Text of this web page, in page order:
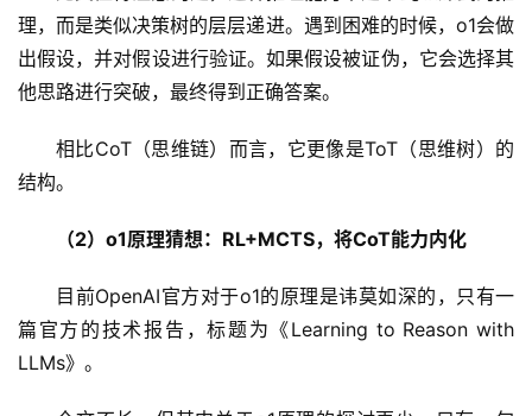
理，而是类似决策树的层层递进。遇到困难的时候，o1会做
出假设，并对假设进行验证。如果假设被证伪，它会选择其
他思路进行突破，最终得到正确答案。
相比CoT（思维链）而言，它更像是ToT（思维树）的
结构。
（2）o1原理猜想：RL+MCTS，将CoT能力内化
目前OpenAI官方对于o1的原理是讳莫如深的，只有一
篇官方的技术报告，标题为《Learning to Reason with
LLMs》。